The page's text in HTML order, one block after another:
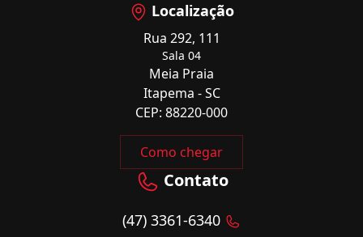
Localização
Rua 292, 111
Sala 04
Meia Praia
Itapema - SC
CEP: 88220-000
Como chegar
Contato
(47) 3361-6340